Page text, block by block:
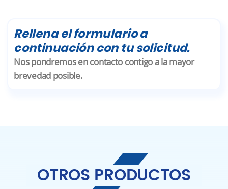
Rellena el formulario a
continuación con tu solicitud.
Nos pondremos en contacto contigo a la mayor
brevedad posible.
OTROS PRODUCTOS